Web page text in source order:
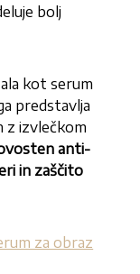
bolj
kot serum
predstavlja
z izvlečkom
anti-
in zaščito
za obraz